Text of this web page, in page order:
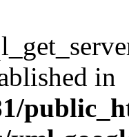
in